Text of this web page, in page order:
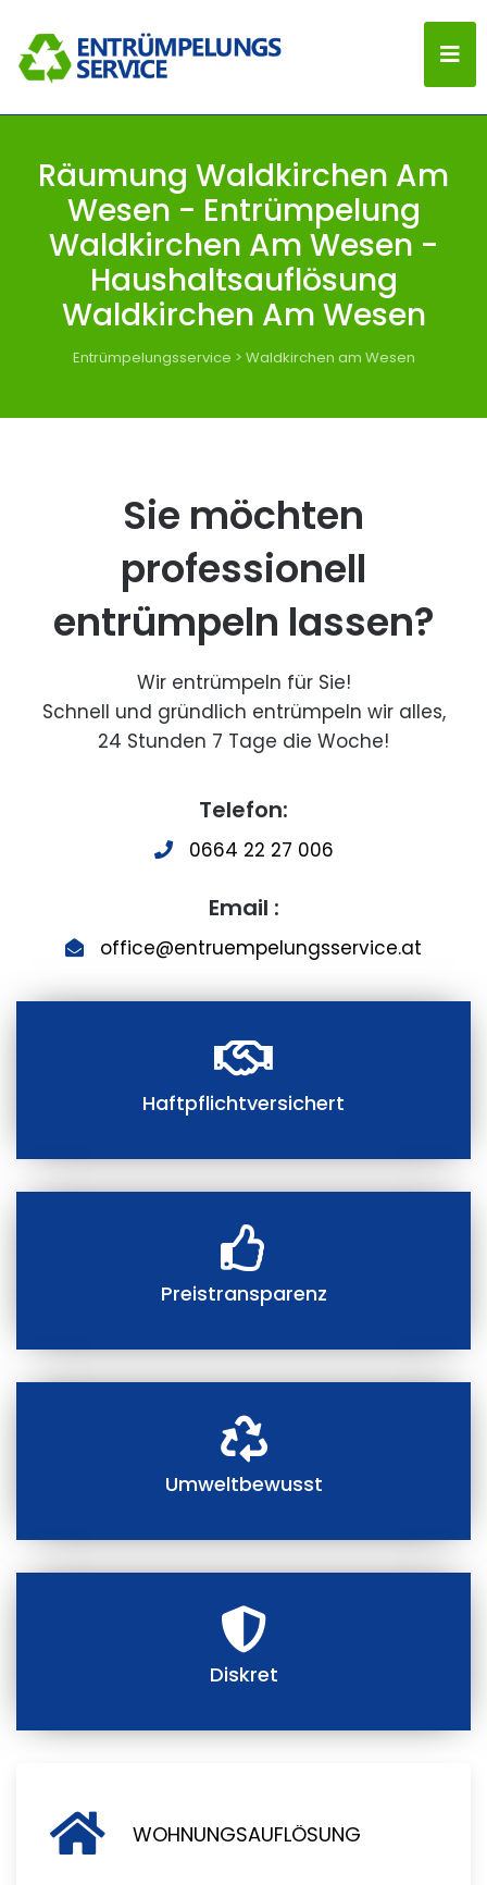
Räumung Waldkirchen Am
Wesen - Entrümpelung
Waldkirchen Am Wesen -
Haushaltsauflösung
Waldkirchen Am Wesen
Entrümpelungsservice > Waldkirchen am Wesen
Sie möchten
professionell
entrümpeln lassen?
Wir entrümpeln für Sie!
Schnell und gründlich entrümpeln wir alles,
24 Stunden 7 Tage die Woche!
Telefon:
0664 22 27 006
Email :
office@entruempelungsservice.at
Haftpflichtversichert
Preistransparenz
Umweltbewusst
Diskret
WOHNUNGSAUFLÖSUNG